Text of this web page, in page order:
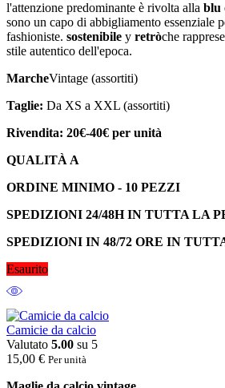
l'attenzione predominante è rivolta alla blu
sono un capo di abbigliamento essenziale
fashioniste. sostenibile y retròche
stile autentico dell'epoca.
MarcheVintage (assortiti)
Taglie: Da XS a XXL (assortiti)
Rivendita: 20€-40€ per unità
QUALITÀ A
ORDINE MINIMO - 10 PEZZI
SPEDIZIONI 24/48H IN TUTTA LA
SPEDIZIONI IN 48/72 ORE IN
Esaurito
Camicie da calcio
Valutato 5.00 su 5
15,00 € Per unità